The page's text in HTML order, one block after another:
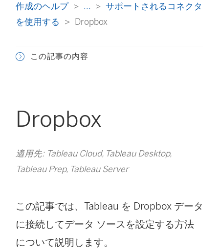
作成のヘルプ
...
サポートされるコネクタ
を使用する
Dropbox
この記事の内容
Dropbox
適用先: Tableau Cloud, Tableau Desktop,
Tableau Prep, Tableau Server
この記事では、Tableau を Dropbox データ
に接続してデータ ソースを設定する方法
について説明します。